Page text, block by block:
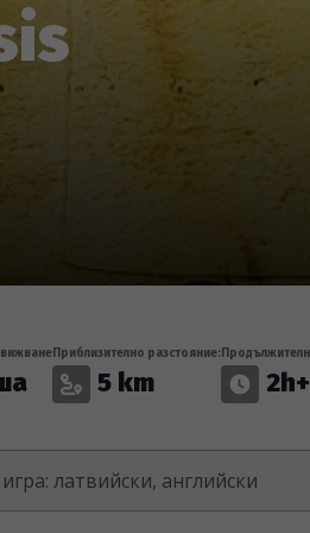
Приблизително разстояние:
5 km 2h+
латвийски, английски